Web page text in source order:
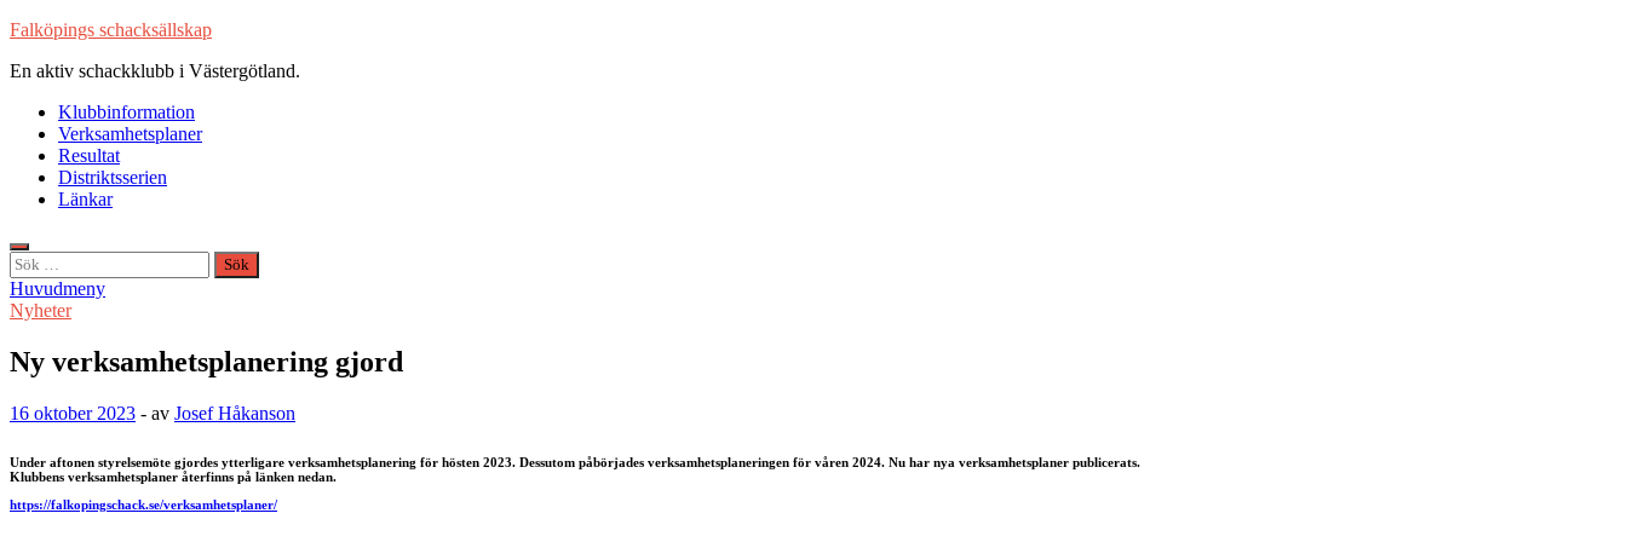
Hoppa
innehåll
Falköpings schacksällskap
En aktiv schackklubb i Västergötland.
Klubbinformation
Verksamhetsplaner
Resultat
Distriktsserien
Länkar
Sök
efter:
Huvudmeny
Nyheter
Ny verksamhetsplanering gjord
16 oktober 2023 - av Josef Håkanson
Under aftonen styrelsemöte gjordes ytterligare verksamhetsplanering för hösten 2023. Dessutom påbörjades verksamhetsplaneringen för våren 2024. Nu har nya verksamhetsplaner publicerats.
Klubbens verksamhetsplaner återfinns på länken nedan.
https://falkopingschack.se/verksamhetsplaner/